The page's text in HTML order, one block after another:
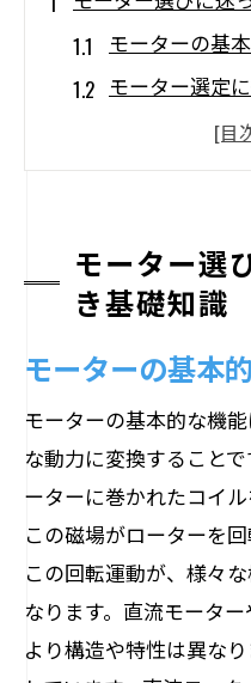
モーターの基
モーター選定
初心者におす
性能を左右す
モーターの選
解
性
直流モーター
交流モーター
ステッピング
サーボモータ
各種モーター
モーター種類
モーター選
き基礎知識
モーターの基本
モーターの基本的な機
な動力に変換すること
ーターに巻かれたコイ
この磁場がローターを
この回転運動が、様々
なります。直流モータ
より構造や特性は異な